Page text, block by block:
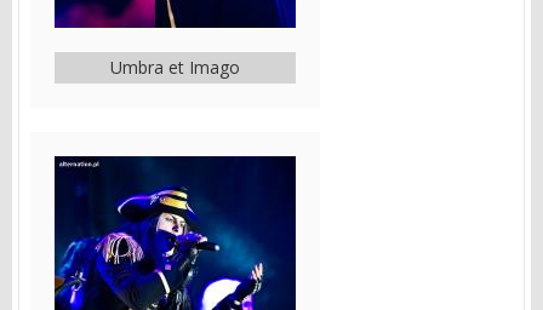
Umbra et Imago